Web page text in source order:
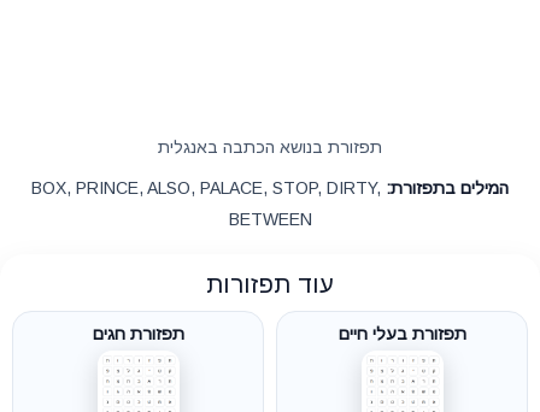
תפזורת בנושא הכתבה באנגלית
המילים בתפזורת: BOX, PRINCE, ALSO, PALACE, STOP, DIRTY,
BETWEEN
עוד תפזורות
תפזורת בעלי חיים תפזורת חגים